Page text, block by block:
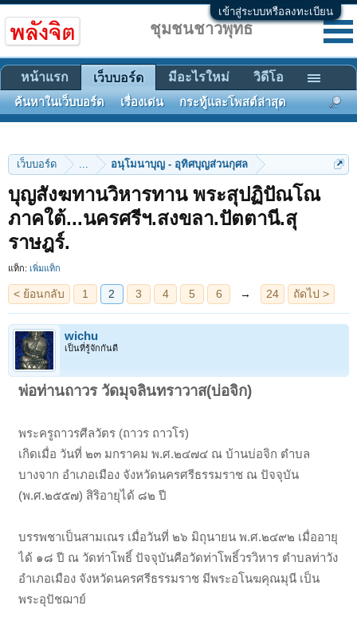
เข้าสู่ระบบหรือลงทะเบียน
เว็บบอร์ด ... อนุโมนาบุญ - อุทิศบุญส่วนกุศล
บุญสังฆทานวิหารทาน พระสุปฏิปัณโณ
ภาคใต้...นครศรีฯ.สงขลา.ปัตตานี.สุ
ราษฎร์.
แท็ก: เพิ่มแท็ก
< ย้อนกลับ 1 5 ถัดไป >
wichu
เป็นที่รู้จักกันดี
พ่อท่านถาวร วัดมุจลินทราวาส(บ่อจิก)
พระครูถาวรศีลวัตร (ถาวร ถาวโร)
เกิดเมื่อ วันที่ ๒๓ มกราคม พ.ศ.๒๔๗๔ ณ บ้านบ่อจิก ตำบล
บางจาก อำเภอเมือง จังหวัดนครศรีธรรมราช ณ ปัจจุบัน
(พ.ศ.๒๕๕๗) สิริอายุได้ ๘๒ ปี
บรรพชาเป็นสามเณร เมื่อวันที่ ๒๖ มิถุนายน พ.ศ.๒๔๙๒ เมื่ออายุ
ได้ ๑๘ ปี ณ วัดท่าโพธิ์ ปัจจุบันคือวัดท่าโพธิ์วรวิหาร ตำบลท่าวัง
อำเภอเมือง จังหวัดนครศรีธรรมราช มีพระอโนฆคุณมุนี เป็น
พระอุปัชฌาย์
ชุมชนชาวพุทธ
หน้าแรก เว็บบอร์ด
ค้นหาในเว็บบอร์ด เรื่องเด่น กระทู้และโพสต์ล่าสุด
มีอะไรใหม่ วิดีโอ